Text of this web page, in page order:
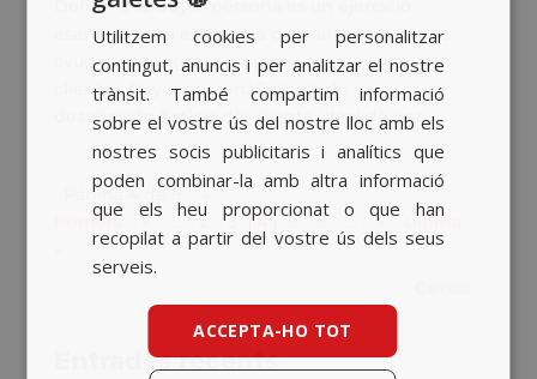
Definir a tu buyer persona es un ejercicio
esencial de tu estrategia de marketing que te
ayudará a conocer y humanizar a tu potencial
cliente Buyer personaSe trata de una
descripción ficticia del cliente ideal de una...
Página 4 de 9
«
Primera
« ... 2 3 4 5 6 ... »
Última
Entrades recents
BASQUE
ENGLISH
Utilitzem cookies per personalitzar
contingut, anuncis i per analitzar el nostre
trànsit. També compartim informació
sobre el vostre ús del nostre lloc amb els
nostres socis publicitaris i analítics que
poden combinar-la amb altra informació
que els heu proporcionat o que han
recopilat a partir del vostre ús dels seus
serveis.
ACCEPTA-HO TOT